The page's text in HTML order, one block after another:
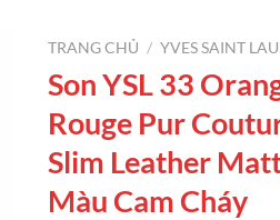
TRANG CHỦ / YVES SAINT
Son YSL 33
Rouge Pur
Slim Leather
Màu Cam Cháy